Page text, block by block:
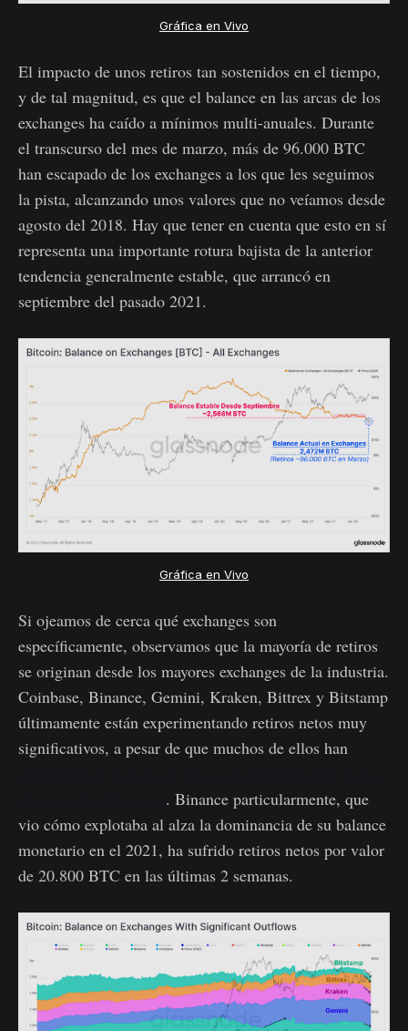
Gráfica en Vivo
El impacto de unos retiros tan sostenidos en el tiempo,
y de tal magnitud, es que el balance en las arcas de los
exchanges ha caído a mínimos multi-anuales. Durante
el transcurso del mes de marzo, más de 96.000 BTC
han escapado de los exchanges a los que les seguimos
la pista, alcanzando unos valores que no veíamos desde
agosto del 2018. Hay que tener en cuenta que esto en sí
representa una importante rotura bajista de la anterior
tendencia generalmente estable, que arrancó en
septiembre del pasado 2021.
Gráfica en Vivo
Si ojeamos de cerca qué exchanges son
específicamente, observamos que la mayoría de retiros
se originan desde los mayores exchanges de la industria.
Coinbase, Binance, Gemini, Kraken, Bittrex y Bitstamp
últimamente están experimentando retiros netos muy
significativos, a pesar de que muchos de ellos han
. Binance particularmente, que
vio cómo explotaba al alza la dominancia de su balance
monetario en el 2021, ha sufrido retiros netos por valor
de 20.800 BTC en las últimas 2 semanas.